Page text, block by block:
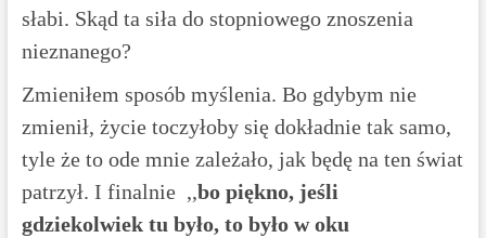
słabi. Skąd ta siła do stopniowego znoszenia
nieznanego?
Zmieniłem sposób myślenia. Bo gdybym nie
zmienił, życie toczyłoby się dokładnie tak samo,
tyle że to ode mnie zależało, jak będę na ten świat
patrzył. I finalnie ,,bo piękno, jeśli
gdziekolwiek tu było, to było w oku